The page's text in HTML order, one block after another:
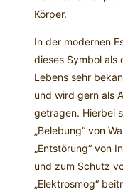
Körper.
In der modernen
dieses Symbol als
Lebens sehr
und wird gern als
getragen. Hierbei
„Belebung“ von
„Entstörung“ von
und zum Schutz
„Elektrosmog“